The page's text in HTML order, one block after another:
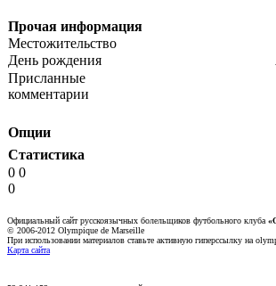
Прочая информация
Местожительство
День рождения
Присланные
комментарии
Опции
Статистика
0 0
0
Официальный сайт русскоязычных болельщиков футбольного клуба
© 2006-2012 Olympique de Marseille
При использовании материалов ставьте активную гиперссылку на
Карта сайта